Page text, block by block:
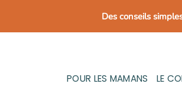
Des conseils
POUR LES MAMANS LE